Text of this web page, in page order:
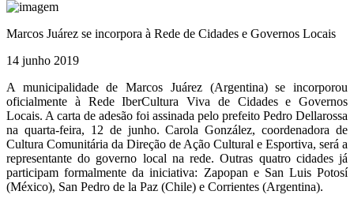
Marcos Juárez se incorpora à Rede de Cidades e Governos Locais
14 junho 2019
A municipalidade de Marcos Juárez (Argentina) se incorporou
oficialmente à Rede IberCultura Viva de Cidades e Governos
Locais. A carta de adesão foi assinada pelo prefeito Pedro Dellarossa
na quarta-feira, 12 de junho. Carola González, coordenadora de
Cultura Comunitária da Direção de Ação Cultural e Esportiva, será a
representante do governo local na rede. Outras quatro cidades já
participam formalmente da iniciativa: Zapopan e San Luis Potosí
(México), San Pedro de la Paz (Chile) e Corrientes (Argentina).